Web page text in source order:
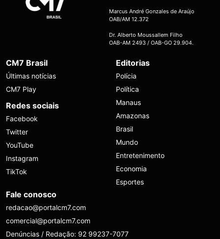
Marcus André Gonzales de Araújo
OAB/AM 12.372
Dr. Alberto Moussallem Filho
OAB-AM 2493 / OAB-GO 29.904.
CM7 Brasil
Últimas notícias
CM7 Play
Redes sociais
Facebook
Twitter
YouTube
Instagram
TikTok
Editorias
Polícia
Política
Manaus
Amazonas
Brasil
Mundo
Entretenimento
Economia
Esportes
Fale conosco
redacao@portalcm7.com
comercial@portalcm7.com
Denúncias / Redação: 92 99237-7077